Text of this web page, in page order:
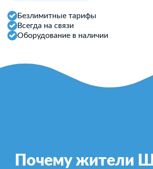
Безлимитные тарифы
Всегда на связи
Оборудование в наличии
Почему жители